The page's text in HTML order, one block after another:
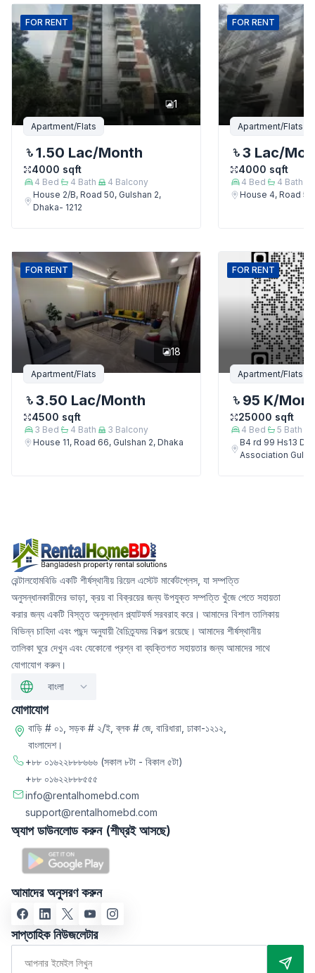
FOR RENT
1
Apartment/Flats
1.50 Lac/Month
4000 sqft
4 Bed 4 Bath 4 Balcony
House 2/B, Road 50, Gulshan 2,
Dhaka- 1212
FOR RENT
Apartment/Flats
3 Lac/
4000 sqft
4 Bed 4 Bath
House 4, Road
FOR RENT
18
Apartment/Flats
3.50 Lac/Month
4500 sqft
3 Bed 4 Bath 3 Balcony
House 11, Road 66, Gulshan 2, Dhaka
FOR RENT
Apartment/Flats
95 K/
25000 sqft
4 Bed 5 Bath
B4 rd 99 Hs13
Association
রেন্টালহোমবিডি একটি শীর্ষস্থানীয় রিয়েল এস্টেট মার্কেটপ্লেস, যা সম্পত্তি
অনুসন্ধানকারীদের ভাড়া, ক্রয় বা বিক্রয়ের জন্য উপযুক্ত সম্পত্তি খুঁজে পেতে সহায়তা
করার জন্য একটি বিস্তৃত অনুসন্ধান প্ল্যাটফর্ম সরবরাহ করে। আমাদের বিশাল তালিকায়
বিভিন্ন চাহিদা এবং পছন্দ অনুযায়ী বৈচিত্র্যময় বিকল্প রয়েছে। আমাদের শীর্ষস্থানীয়
তালিকা ঘুরে দেখুন এবং যেকোনো প্রশ্ন বা ব্যক্তিগত সহায়তার জন্য আমাদের সাথে
যোগাযোগ করুন।
বাংলা
যোগাযোগ
বাড়ি # ০১, সড়ক # ২/ই, ব্লক # জে, বারিধারা, ঢাকা-১২১২,
বাংলাদেশ।
+৮৮ ০১৬২২৮৮৮৬৬৬ (সকাল ৮টা - বিকাল ৫টা)
+৮৮ ০১৬২২৮৮৮৫৫৫
info@rentalhomebd.com
support@rentalhomebd.com
অ্যাপ ডাউনলোড করুন (শীঘ্রই আসছে)
আমাদের অনুসরণ করুন
সাপ্তাহিক নিউজলেটার